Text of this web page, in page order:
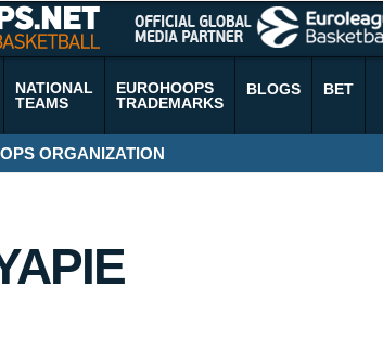
NATIONAL
TEAMS
EUROHOOPS
TRADEMARKS
BLOGS BET
ORGANIZATION